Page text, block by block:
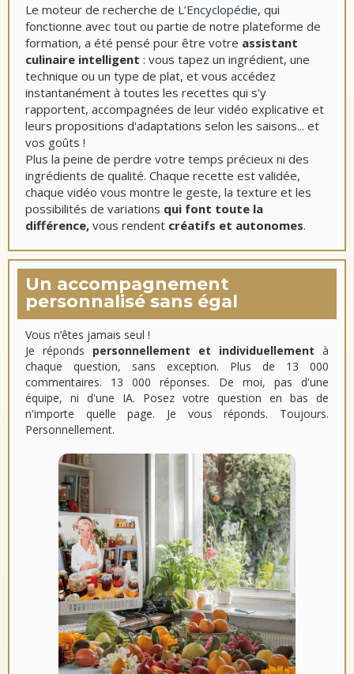
Le moteur de recherche de L’Encyclopédie, qui
fonctionne avec tout ou partie de notre plateforme de
formation, a été pensé pour être votre assistant
culinaire intelligent : vous tapez un ingrédient, une
technique ou un type de plat, et vous accédez
instantanément à toutes les recettes qui s’y
rapportent, accompagnées de leur vidéo explicative et
leurs propositions d'adaptations selon les saisons... et
vos goûts !
Plus la peine de perdre votre temps précieux ni des
ingrédients de qualité. Chaque recette est validée,
chaque vidéo vous montre le geste, la texture et les
possibilités de variations qui font toute la
différence, vous rendent créatifs et autonomes.
Un accompagnement
personnalisé sans égal
Vous n’êtes jamais seul !
Je réponds personnellement et individuellement à
chaque question, sans exception. Plus de 13 000
commentaires. 13 000 réponses. De moi, pas d'une
équipe, ni d'une IA. Posez votre question en bas de
n'importe quelle page. Je vous réponds. Toujours.
Personnellement.